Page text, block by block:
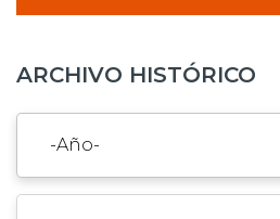
ARCHIVO HISTÓRICO